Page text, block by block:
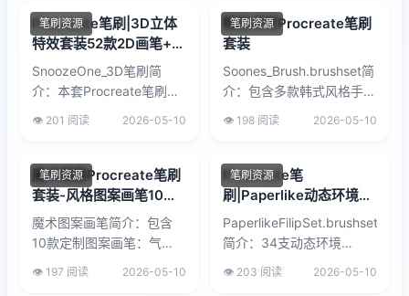
空素...
笔刷资源
Procreate笔刷|3D立体
特效套装52款2D画笔+练
习表+调色板
SnoozeOne_3D笔刷简
介：本套Procreate笔刷基
于3D引擎构建，模拟真实
颜...
👁️ 201 阅读 2026-05-10
笔刷资源
韩风书写Procreate笔刷
套装
Soones_Brush.brushset简
介：包含多款韩式风格手写
笔刷，适用于书法、手账、
👁️ 198 阅读 2026-05-10
笔刷资源
魔术图案Procreate笔刷
套装-风格图案画笔10款
合集
魔术图案画笔简介：包含
10款定制图案画笔：气
泡、弧线、砖块、泡沫、瓷
👁️ 197 阅读 2026-05-10
笔刷资源
Procreate笔
刷|Paperlike动态环境画
笔套装34支
PaperlikeFilipSet.brushset
简介：34支动态环境
Procreate笔刷，由
👁️ 203 阅读 2026-05-10